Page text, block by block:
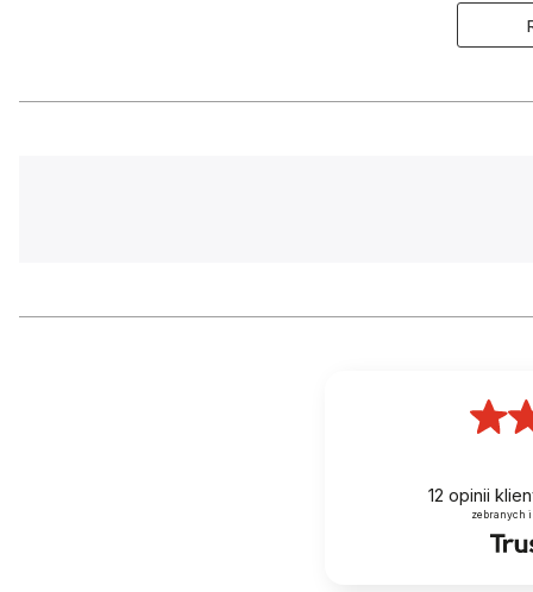
SHIMANO
SHIMANO
SHIMANO
12 opinii
zebranych